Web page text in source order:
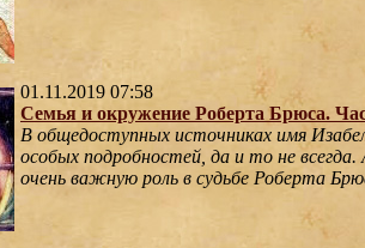
01.11.2019 07:58
Семья и окружение Роберта Брюса.
В общедоступных источниках имя
особых подробностей, да и то не
очень важную роль в судьбе Роберта